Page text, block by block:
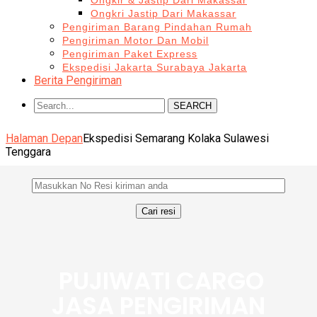
Ongkri Jastip Dari Makassar
Pengiriman Barang Pindahan Rumah
Pengiriman Motor Dan Mobil
Pengiriman Paket Express
Ekspedisi Jakarta Surabaya Jakarta
Berita Pengiriman
SEARCH
Halaman DepanEkspedisi Semarang Kolaka Sulawesi
Tenggara